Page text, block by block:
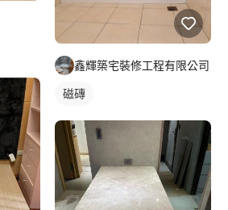
鑫輝築宅裝修工程有限公司
磁磚